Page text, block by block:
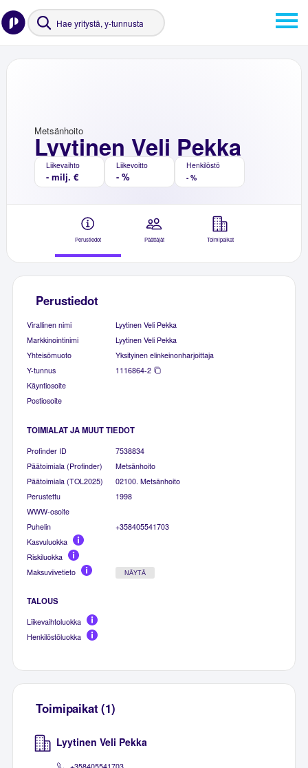
Lyytinen Veli Pekka
Metsänhoito
Liikevaihto
- milj. €
Liikevoitto
- %
Henkilöstö
- %
Perustiedot Päättäjät Toimipaikat
Perustiedot
Virallinen nimi
Lyytinen Veli Pekka
Markkinointinimi
Lyytinen Veli Pekka
Yhteisömuoto
Yksityinen elinkeinonharjoittaja
Y-tunnus
1116864-2
Käyntiosoite
Postiosoite
TOIMIALAT JA MUUT TIEDOT
Profinder ID
7538834
Päätoimiala (Profinder)
Metsänhoito
Päätoimiala (TOL2025)
02100. Metsänhoito
Perustettu
1998
WWW-osoite
Puhelin
+358405541703
Kasvuluokka
Riskiluokka
Maksuviivetieto
NÄYTÄ
TALOUS
Liikevaihtoluokka
Henkilöstöluokka
Toimipaikat (1)
Lyytinen Veli Pekka